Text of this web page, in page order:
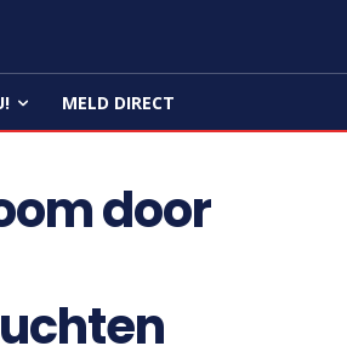
MELD DIRECT
door